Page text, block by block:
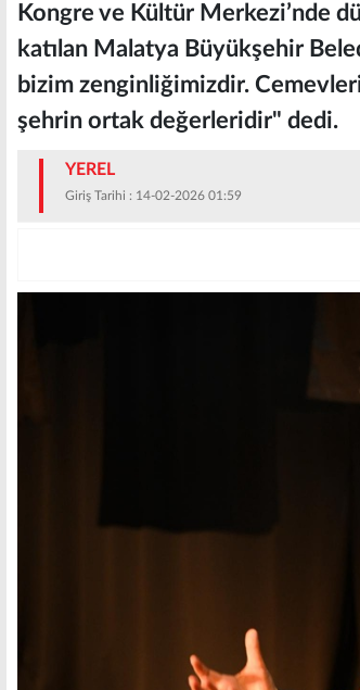
Kongre ve Kültür Merkezi’nde
katılan Malatya Büyükşehir
bizim zenginliğimizdir.
şehrin ortak değerleridir" dedi.
YEREL
Giriş Tarihi : 14-02-2026 01:59